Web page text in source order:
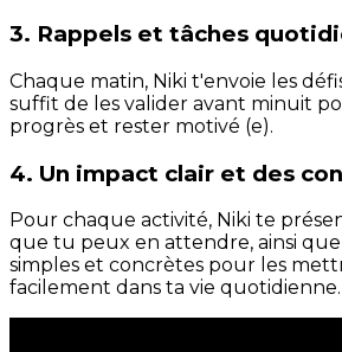
3. Rappels et tâches
Chaque matin, Niki t'envoie les
suffit de les valider avant minuit
progrès et rester motivé (e).
4. Un impact clair et des
Pour chaque activité, Niki te
que tu peux en attendre, ainsi que
simples et concrètes pour les
facilement dans ta vie quotidienne.